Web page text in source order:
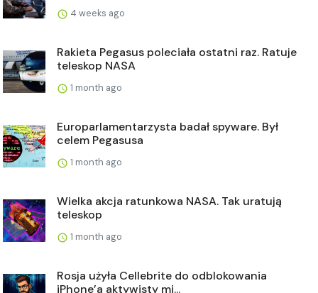
4 weeks ago
Rakieta Pegasus poleciała ostatni raz. Ratuje
teleskop NASA
1 month ago
Europarlamentarzysta badał spyware. Był
celem Pegasusa
1 month ago
Wielka akcja ratunkowa NASA. Tak uratują
teleskop
1 month ago
Rosja użyła Cellebrite do odblokowania
iPhone’a aktywisty mi...